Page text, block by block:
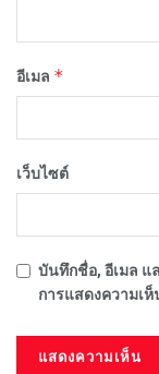
อีเมล *
เว็บไซต์
บันทึกชื่อ, อีเมล แ
การแสดงความเ